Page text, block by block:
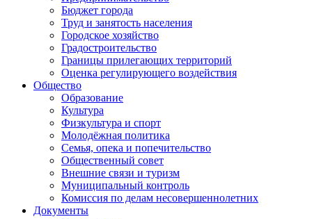
Бюджет города
Труд и занятость населения
Городское хозяйство
Градостроительство
Границы прилегающих территорий
Оценка регулирующего воздействия
Общество
Образование
Культура
Физкультура и спорт
Молодёжная политика
Семья, опека и попечительство
Общественный совет
Внешние связи и туризм
Муниципальный контроль
Комиссия по делам несовершеннолетних
Документы